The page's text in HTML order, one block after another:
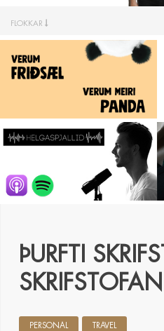
FLOKKAR
ÞURFTI
PERSONAL TRAVEL